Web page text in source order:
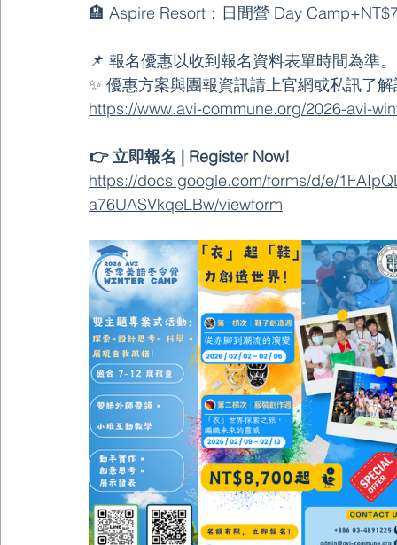
🏨 Aspire Resort：日間營 Day
📌 報名優惠以收到報名資料表單時間為準。
✨ 優惠方案與團報資訊請上官網或私訊了
https://www.avi-commune.org/2026-avi-
👉 立即報名 | Register Now!
https://docs.google.com/forms/d/e/
a76UASVkqeLBw/viewform